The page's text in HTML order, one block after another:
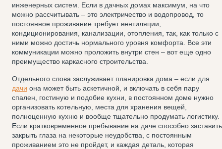
инженерных систем. Если в дачных домах максимум, на что
можно рассчитывать – это электричество и водопровод, то
постоянное проживание требует вентиляции,
кондиционирования, канализации, отопления, так, как только с
ними можно достичь нормального уровня комфорта. Все эти
коммуникации можно проложить внутри стен – вот еще одно
преимущество каркасного строительства.
Отдельного слова заслуживает планировка дома – если для
дачи она может быть аскетичной, и включать в себя пару
спален, гостиную и подобие кухни, в постоянном доме нужно
организовать котельную, места для хранения вещей,
полноценную кухню и вообще тщательно продумать логистику.
Если кратковременное пребывание на даче способно заставить
закрыть глаза на некоторые неудобства, с постоянным
проживанием это не пройдет, и каждая деталь, которая